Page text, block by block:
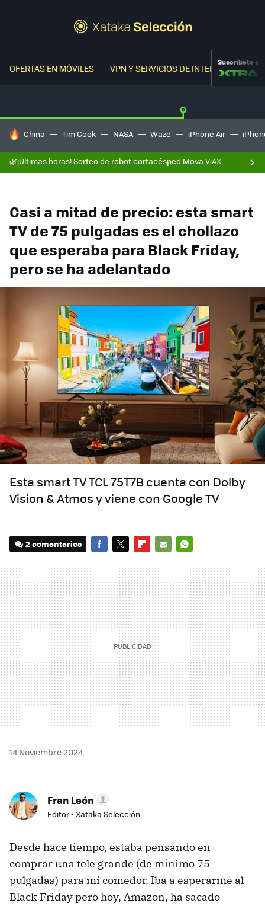
OFERTAS EN MÓVILES VPN Y SERVICIOS DE INTERNETSuscríbete a
HOY SE HABLA DE
China Tim Cook NASA Waze iPhone Air
🌿¡Últimas horas! Sorteo de robot cortacésped Mova ViAX
Casi a mitad de precio: esta smart
TV de 75 pulgadas es el chollazo
que esperaba para Black Friday,
pero se ha adelantado
Esta smart TV TCL 75T7B cuenta con Dolby
Vision & Atmos y viene con Google TV
2 comentarios
MAIL
14 Noviembre 2024
Fran León
Editor - Xataka Selección
Desde hace tiempo, estaba pensando en
comprar una tele grande (de mínimo 75
pulgadas) para mi comedor. Iba a esperarme al
Black Friday pero hoy, Amazon, ha sacado